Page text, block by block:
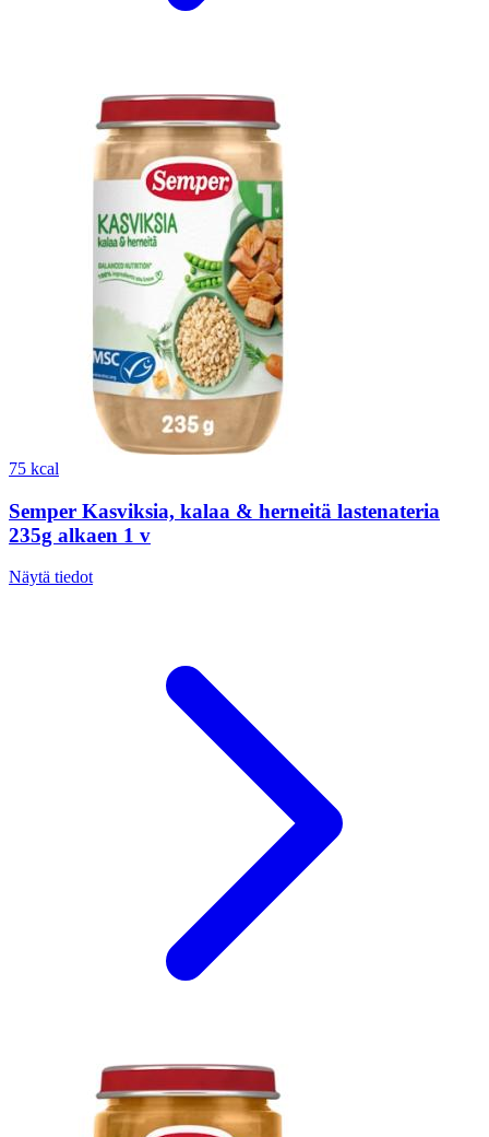
75 kcal
Semper Kasviksia, kalaa & herneitä lastenateria
235g alkaen 1 v
Näytä tiedot